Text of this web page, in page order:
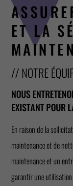
ET LA
// NOTRE
NOUS
EXISTANT POUR
En raison de la
maintenance et de
maintenance et un
garantir une